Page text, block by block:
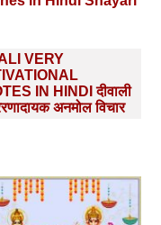
VERY
IN HINDI दीवाली
अनमोल विचार